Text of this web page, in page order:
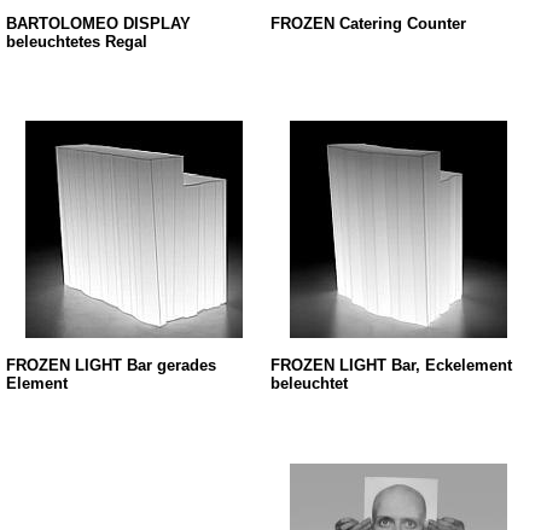
BARTOLOMEO DISPLAY
beleuchtetes Regal
FROZEN Catering Counter
FROZEN LIGHT Bar gerades
Element
FROZEN LIGHT Bar, Eckelement
beleuchtet